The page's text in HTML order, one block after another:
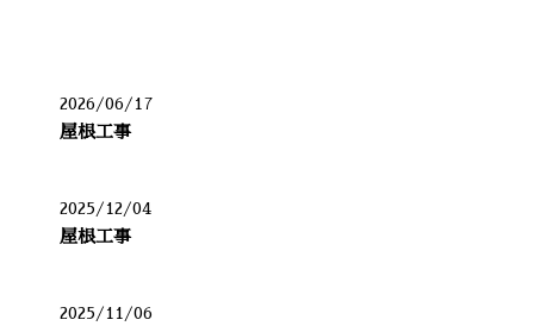
2026/06/17
屋根工事
2025/12/04
屋根工事
2025/11/06